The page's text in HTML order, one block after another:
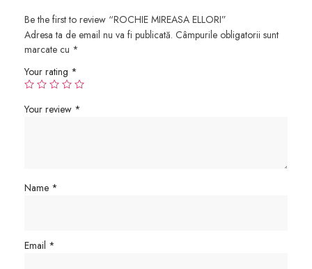
Be the first to review “ROCHIE MIREASA ELLORI”
Adresa ta de email nu va fi publicată. Câmpurile obligatorii sunt
marcate cu *
Your rating *
Your review *
Name *
Email *